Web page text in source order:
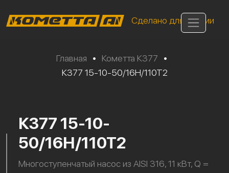
Сделано для России
Главная • Кометта К377
•
К377 15-10-50/16Н/110Т2
К377 15-10-
50/16Н/110Т2
Многоступенчатый насос из AISI 316, 11 кВт, Q =